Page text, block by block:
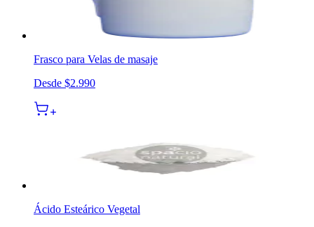
Frasco para Velas de masaje
Desde $2.990
Ácido Esteárico Vegetal